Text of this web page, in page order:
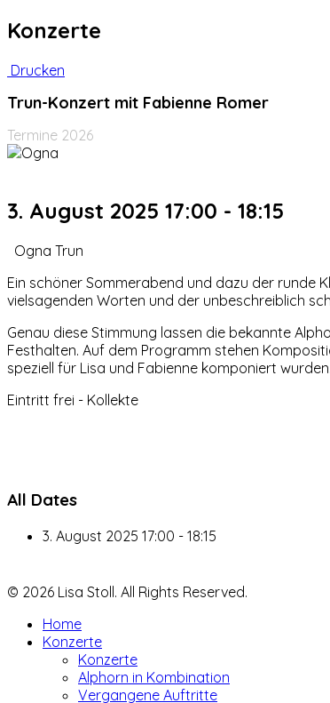
Konzerte
Drucken
Trun-Konzert mit Fabienne Romer
Termine 2026
3. August 2025 17:00 - 18:15
Ogna Trun
Ein schöner Sommerabend und dazu der runde
vielsagenden Worten und der unbeschreiblich
Genau diese Stimmung lassen die bekannte
Festhalten. Auf dem Programm stehen
speziell für Lisa und Fabienne komponiert wurden.
Eintritt frei - Kollekte
All Dates
3. August 2025 17:00 - 18:15
© 2026 Lisa Stoll. All Rights Reserved.
Home
Konzerte
Konzerte
Alphorn in Kombination
Vergangene Auftritte